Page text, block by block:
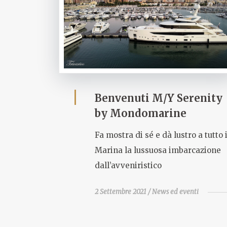
Benvenuti M/Y Serenity
by Mondomarine
Fa mostra di sé e dà lustro a tutto
Marina la lussuosa imbarcazione
dall’avveniristico
2 Settembre 2021 News ed eventi